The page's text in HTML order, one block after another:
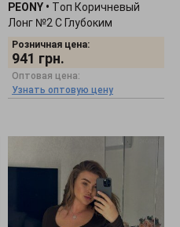
PEONY • Tоп Коричневый
Лонг №2 С Глубоким
Декольте 0511252
Розничная цена:
941 грн.
Оптовая цена:
Узнать оптовую цену